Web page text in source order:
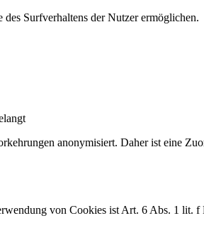
Surfverhaltens der Nutzer ermöglichen.
anonymisiert. Daher ist eine
von Cookies ist Art. 6 Abs. 1 lit.